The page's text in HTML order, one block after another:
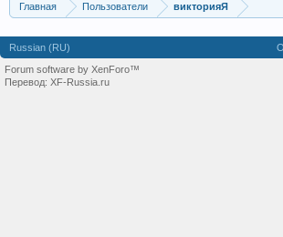
Главная Пользователи викторияЯ
Russian (RU)
Forum software by XenForo™
Перевод: XF-Russia.ru